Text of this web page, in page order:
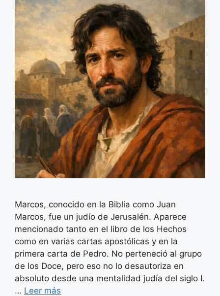
Marcos, conocido en la Biblia como Juan
Marcos, fue un judío de Jerusalén. Aparece
mencionado tanto en el libro de los Hechos
como en varias cartas apostólicas y en la
primera carta de Pedro. No perteneció al grupo
de los Doce, pero eso no lo desautoriza en
absoluto desde una mentalidad judía del siglo I.
… Leer más